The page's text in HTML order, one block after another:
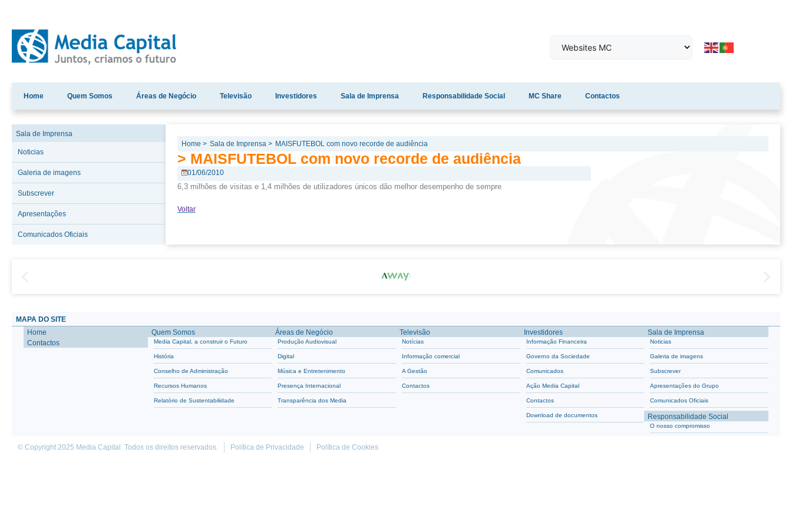
Home Quem Somos Áreas de Negócio Televisão Investidores Sala de Imprensa Responsabilidade Social MC Share Contactos
Sala de Imprensa
Noticias
Galeria de imagens
Subscrever
Apresentações
Comunicados Oficiais
Home > Sala de Imprensa > MAISFUTEBOL com novo recorde de audiência
> MAISFUTEBOL com novo recorde de audiência
01/06/2010
6,3 milhões de visitas e 1,4 milhões de utilizadores únicos dão melhor desempenho de sempre
Voltar
MAPA DO SITE
Home
Contactos
Quem Somos
Media Capital, a construir o Futuro
História
Conselho de Administração
Recursos Humanos
Relatório de Sustentabilidade
Áreas de Negócio
Produção Audiovisual
Digital
Música e Entretenimento
Presença Internacional
Transparência dos Media
Televisão
Notícias
Informação comercial
A Gestão
Contactos
Investidores
Informação Financeira
Governo da Sociedade
Comunicados
Ação Media Capital
Contactos
Download de documentos
Sala de Imprensa
Noticias
Galeria de imagens
Subscrever
Apresentações do Grupo
Comunicados Oficiais
Responsabilidade Social
O nosso compromisso
© Copyright 2025 Media Capital. Todos os direitos reservados. Política de Privacidade Política de Cookies